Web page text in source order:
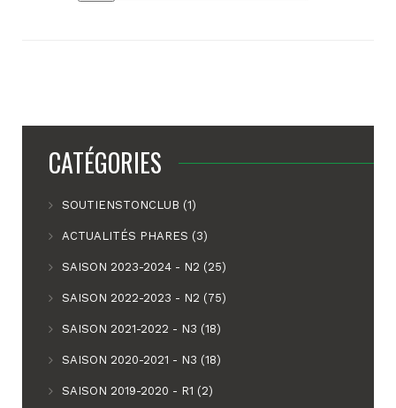
CATÉGORIES
SOUTIENSTONCLUB (1)
ACTUALITÉS PHARES (3)
SAISON 2023-2024 - N2 (25)
SAISON 2022-2023 - N2 (75)
SAISON 2021-2022 - N3 (18)
SAISON 2020-2021 - N3 (18)
SAISON 2019-2020 - R1 (2)